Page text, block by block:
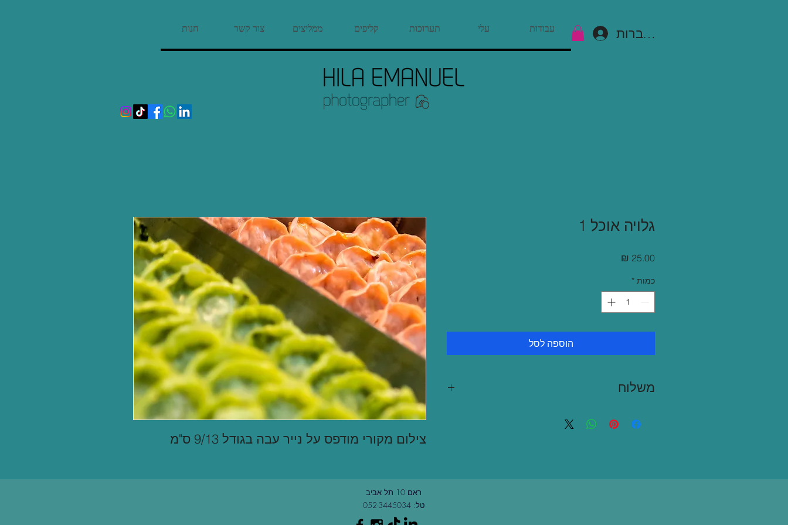
עבודות עלי תערוכות קליפים ממליצים צור קשר חנות להתחברות
צילום מקורי מודפס על נייר עבה בגודל 9/13 ס"מ
גלויה אוכל 1
כמות *
הוספה לסל
משלוח
איסוף עצמי בתאום מראש
ראם 10 תל אביב
טל: 052-3445034